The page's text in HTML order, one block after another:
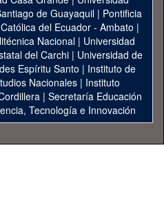
de Guayaquil| Pontificia
del Ecuador - Ambato |
Nacional| Universidad
del Carchi| Universidad de
Espíritu Santo | Instituto de
Nacionales | Instituto
| Secretaría Educación
Tecnología e Innovación